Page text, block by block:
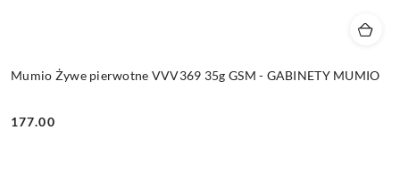
Mumio Żywe pierwotne VVV369 35g GSM - GABINETY MUMIO
Cena:
177.00